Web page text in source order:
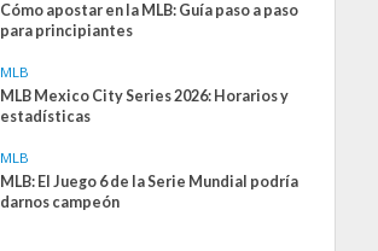
Cómo apostar en la MLB: Guía paso a paso
para principiantes
MLB
MLB Mexico City Series 2026: Horarios y
estadísticas
MLB
MLB: El Juego 6 de la Serie Mundial podría
darnos campeón